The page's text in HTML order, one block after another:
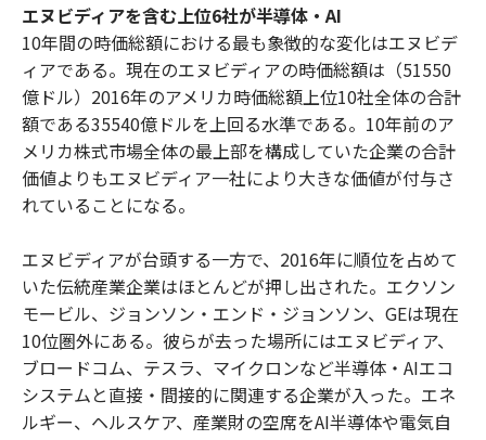
エヌビディアを含む上位6社が半導体・AI
10年間の時価総額における最も象徴的な変化はエヌビデ
ィアである。現在のエヌビディアの時価総額は（51550
億ドル）2016年のアメリカ時価総額上位10社全体の合計
額である35540億ドルを上回る水準である。10年前のア
メリカ株式市場全体の最上部を構成していた企業の合計
価値よりもエヌビディア一社により大きな価値が付与さ
れていることになる。
エヌビディアが台頭する一方で、2016年に順位を占めて
いた伝統産業企業はほとんどが押し出された。エクソン
モービル、ジョンソン・エンド・ジョンソン、GEは現在
10位圏外にある。彼らが去った場所にはエヌビディア、
ブロードコム、テスラ、マイクロンなど半導体・AIエコ
システムと直接・間接的に関連する企業が入った。エネ
ルギー、ヘルスケア、産業財の空席をAI半導体や電気自